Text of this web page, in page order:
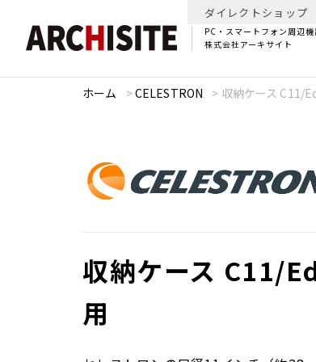
PC・スマートフォン周辺機
株式会社アーキサイト
ダイレクトショップ
ホーム >CELESTRON > 収納ケース C11/
収納ケース C11/
用